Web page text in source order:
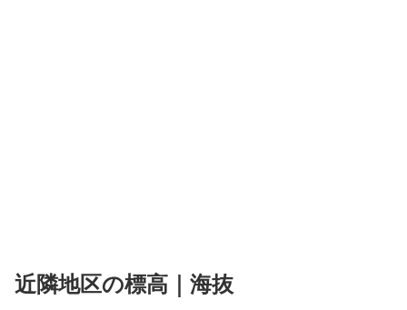
近隣地区の標高｜海抜